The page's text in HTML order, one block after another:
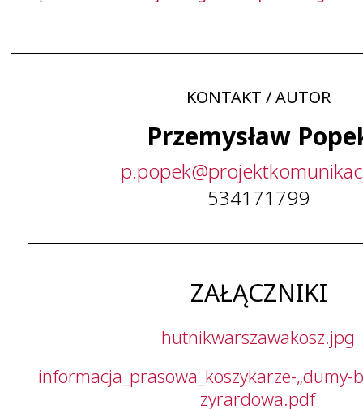
KONTAKT / AUTOR
Przemysław
p.popek@
534171799
ZAŁĄCZNIKI
hutnikwarszawakosz.jpg
informacja_prasowa_koszykarze-„dumy-
zyrardowa.pdf